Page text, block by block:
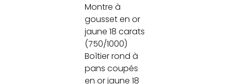
Montre à
gousset en or
jaune 18 carats
(750/1000)
Boîtier rond à
pans coupés
en or jaune 18